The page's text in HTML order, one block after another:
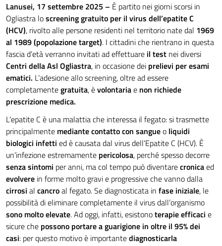
Lanusei, 17 settembre 2025 – È partito nei giorni scorsi in
Ogliastra loscreening gratuito per il virus dell’epatite C
(HCV), rivolto alle persone residenti nel territorio nate dal 1969
al 1989 (popolazione target). I cittadini che rientrano in questa
fascia d’età verranno invitati ad effettuare il test nei diversi
Centri della Asl Ogliastra, in occasione dei prelievi per esami
ematici. L’adesione allo screening, oltre ad essere
completamentegratuita, èvolontariae non richiede
prescrizione medica.
L’epatite C è una malattia che interessa il fegato: si trasmette
principalmente mediante contatto con sangueo liquidi
biologici infetti ed è causata dal virus dell’Epatite C (HCV). È
un’infezione estremamente pericolosa, perché spesso decorre
senza sintomi per anni, ma col tempo può diventarecronicaed
evolvere in forme molto gravi e progressive che vanno dalla
cirrosi al cancroal fegato. Se diagnosticata in fase iniziale, le
possibilità di eliminare completamente il virus dall’organismo
sono molto elevate. Ad oggi, infatti, esistonoterapie efficaci e
sicure che possono portare a guarigione in oltre il 95% dei
casi: per questo motivo è importantediagnosticarla